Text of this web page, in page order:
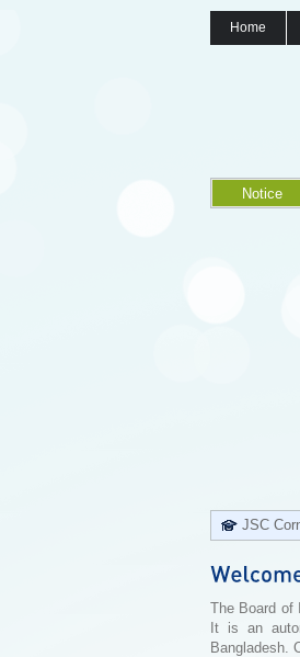
Home
Notice
JSC
The Board of
It is an
Bangladesh.